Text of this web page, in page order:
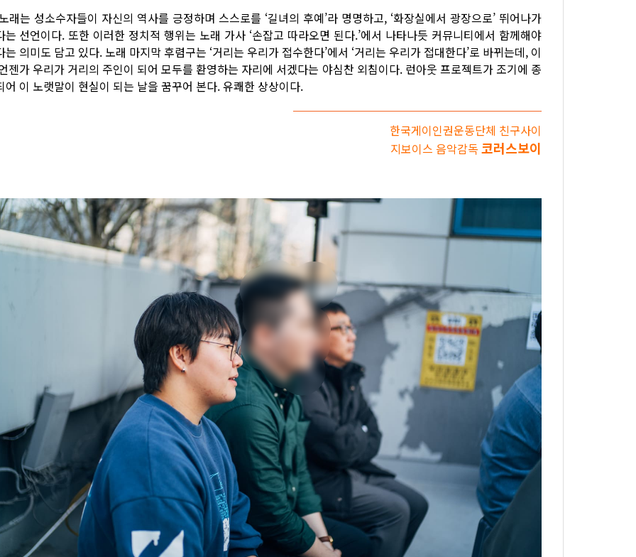
래는 성소수자들이 자신의 역사를 긍정하며 스스로를 ‘길녀의 후예’라 명명하고, ‘화장실에서 광장으로’ 뛰어나가
는 선언이다. 또한 이러한 정치적 행위는 노래 가사 ‘손잡고 따라오면 된다.’에서 나타나듯 커뮤니티에서 함께해야
는 의미도 담고 있다. 노래 마지막 후렴구는 ‘거리는 우리가 접수한다’에서 ‘거리는 우리가 접대한다’로 바뀌는데, 이
젠가 우리가 거리의 주인이 되어 모두를 환영하는 자리에 서겠다는 야심찬 외침이다. 런아웃 프로젝트가 조기에 종
어 이 노랫말이 현실이 되는 날을 꿈꾸어 본다. 유쾌한 상상이다.
한국게이인권운동단체 친구사이
지보이스 음악감독 코러스보이